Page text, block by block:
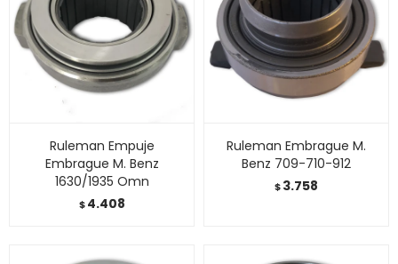
Ruleman Empuje
Embrague M. Benz
1630/1935 Omn
$ 4.408
Ruleman Embrague M.
Benz 709-710-912
$3.758